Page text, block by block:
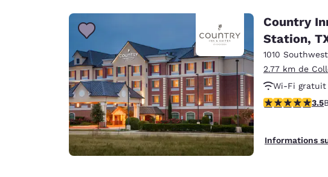
Country
Station,
1010
2.77 km de
Wi-Fi gratuit
Piscine
3.54 étoiles.3.5
Informations